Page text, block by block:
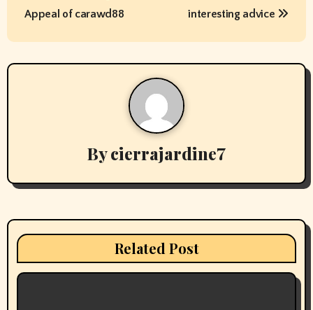
s
t
i
a
Appeal of carawd88
interesting advice
Bycierrajardine7
Related Post